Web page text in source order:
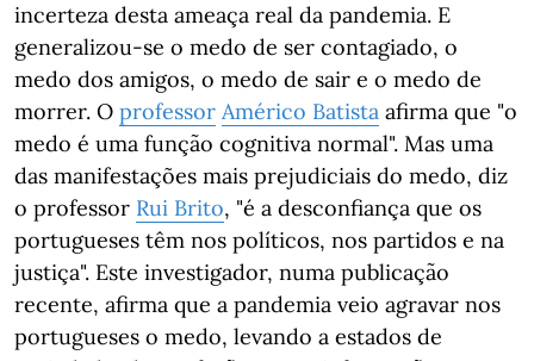
incerteza desta ameaça real da pandemia. E
generalizou-se o medo de ser contagiado, o
medo dos amigos, o medo de sair e o medo de
morrer. O professor Américo Batista afirma que "o
medo é uma função cognitiva normal". Mas uma
das manifestações mais prejudiciais do medo, diz
o professor Rui Brito, "é a desconfiança que os
portugueses têm nos políticos, nos partidos e na
justiça". Este investigador, numa publicação
recente, afirma que a pandemia veio agravar nos
portugueses o medo, levando a estados de